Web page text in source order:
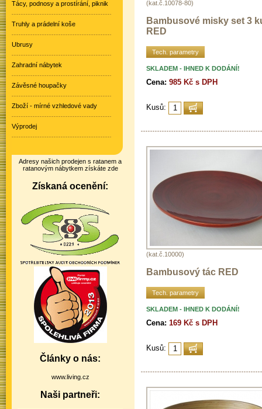
(kat.č.10078-80)
Bambusové misky set 3
RED
Tech. parametry
SKLADEM - IHNED K DODÁNÍ!
Cena: 985 Kč s DPH
Kusů:
(kat.č.10000)
Bambusový tác RED
Tech. parametry
SKLADEM - IHNED K DODÁNÍ!
Cena: 169 Kč s DPH
Kusů:
Tácy, podnosy a prostírání, piknik
Truhly a prádelní koše
Ubrusy
Zahradní nábytek
Závěsné houpačky
Zboží - mírné vzhledové vady
Výprodej
Adresy našich prodejen s ratanem a
ratanovým nábytkem získáte zde
Získaná ocenění:
Články o nás:
www.living.cz
Naši partneři: